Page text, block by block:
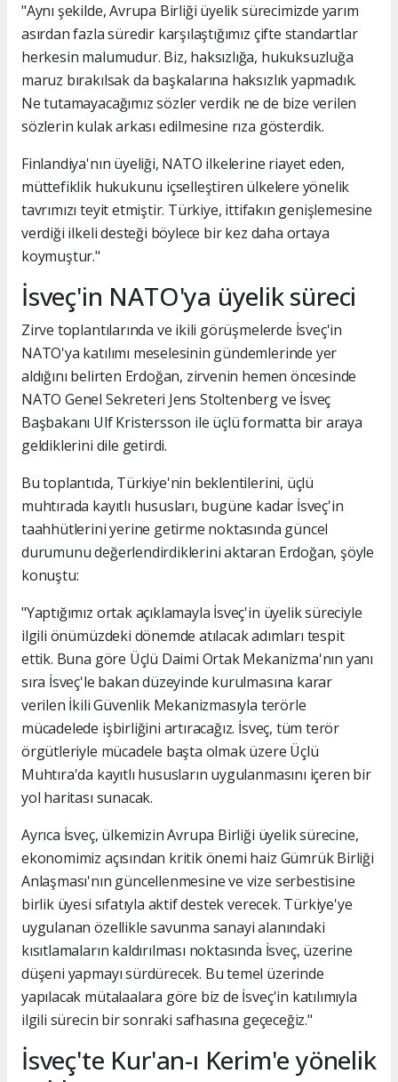
"Aynı şekilde, Avrupa Birliği üyelik sürecimizde yarım
asırdan fazla süredir karşılaştığımız çifte standartlar
herkesin malumudur. Biz, haksızlığa, hukuksuzluğa
maruz bırakılsak da başkalarına haksızlık yapmadık.
Ne tutamayacağımız sözler verdik ne de bize verilen
sözlerin kulak arkası edilmesine rıza gösterdik.
Finlandiya'nın üyeliği, NATO ilkelerine riayet eden,
müttefiklik hukukunu içselleştiren ülkelere yönelik
tavrımızı teyit etmiştir. Türkiye, ittifakın genişlemesine
verdiği ilkeli desteği böylece bir kez daha ortaya
koymuştur."
İsveç'in NATO'ya üyelik süreci
Zirve toplantılarında ve ikili görüşmelerde İsveç'in
NATO'ya katılımı meselesinin gündemlerinde yer
aldığını belirten Erdoğan, zirvenin hemen öncesinde
NATO Genel Sekreteri Jens Stoltenberg ve İsveç
Başbakanı Ulf Kristersson ile üçlü formatta bir araya
geldiklerini dile getirdi.
Bu toplantıda, Türkiye'nin beklentilerini, üçlü
muhtırada kayıtlı hususları, bugüne kadar İsveç'in
taahhütlerini yerine getirme noktasında güncel
durumunu değerlendirdiklerini aktaran Erdoğan, şöyle
konuştu:
"Yaptığımız ortak açıklamayla İsveç'in üyelik süreciyle
ilgili önümüzdeki dönemde atılacak adımları tespit
ettik. Buna göre Üçlü Daimi Ortak Mekanizma'nın yanı
sıra İsveç'le bakan düzeyinde kurulmasına karar
verilen İkili Güvenlik Mekanizmasıyla terörle
mücadelede işbirliğini artıracağız. İsveç, tüm terör
örgütleriyle mücadele başta olmak üzere Üçlü
Muhtıra'da kayıtlı hususların uygulanmasını içeren bir
yol haritası sunacak.
Ayrıca İsveç, ülkemizin Avrupa Birliği üyelik sürecine,
ekonomimiz açısından kritik önemi haiz Gümrük Birliği
Anlaşması'nın güncellenmesine ve vize serbestisine
birlik üyesi sıfatıyla aktif destek verecek. Türkiye'ye
uygulanan özellikle savunma sanayi alanındaki
kısıtlamaların kaldırılması noktasında İsveç, üzerine
düşeni yapmayı sürdürecek. Bu temel üzerinde
yapılacak mütalaalara göre biz de İsveç'in katılımıyla
ilgili sürecin bir sonraki safhasına geçeceğiz."
İsveç'te Kur'an-ı Kerim'e yönelik